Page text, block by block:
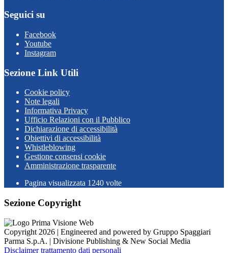
Seguici su
Facebook
Youtube
Instagram
Sezione Link Utili
Cookie policy
Note legali
Informativa Privacy
Ufficio Relazioni con il Pubblico
Dichiarazione di accessibilità
Obiettivi di accessibilità
Whistleblowing
Gestione consensi cookie
Amministrazione trasparente
Pagina visualizzata 1240 volte
Sezione Copyright
Copyright 2026 | Engineered and powered by Gruppo Spaggiari
Parma S.p.A. | Divisione Publishing & New Social Media
Disclaimer trattamento dati personali